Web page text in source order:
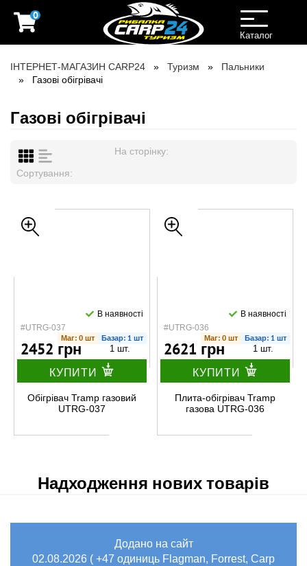
0
Toggle
navigation
Каталог
ІНТЕРНЕТ-МАГАЗИН CARP24 Туризм
Пальники
Газові обігрівачі
Газові обігрівачі
На сторінку:
Сортування:
#UTRG-037
В наявності
Маг: 0 шт Базар: 1 шт
2452 грн 1 шт.
КУПИТИ
Обігрівач Tramp газовий
UTRG-037
#UTRG-036
В наявності
Маг: 0 шт Базар: 1 шт
2621 грн 1 шт.
КУПИТИ
Плита-обігрівач Tramp
газова UTRG-036
Надходження нових товарів
Додано на сайт
02.08.2026 ( +47 одиниць Flagman, Forrest, Carp